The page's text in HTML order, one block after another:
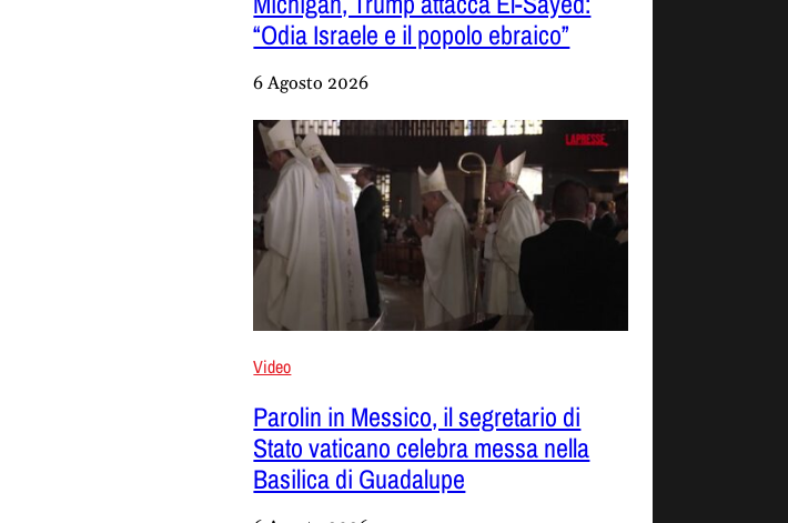
“Odia Israele e il popolo ebraico”
6 Agosto 2026
Video
Parolin in Messico, il segretario di
Stato vaticano celebra messa nella
Basilica di Guadalupe